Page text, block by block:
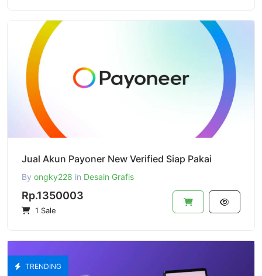
Jual Akun Payoner New Verified Siap Pakai
By ongky228 in Desain Grafis
Rp.1350003
1 Sale
TRENDING